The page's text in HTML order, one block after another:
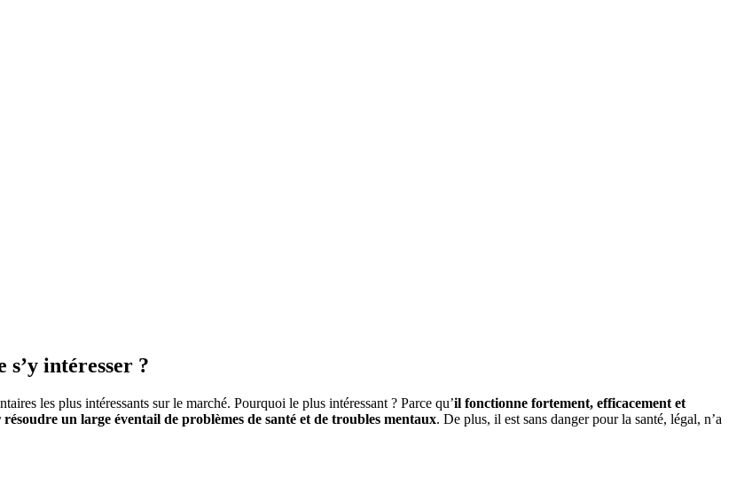
intéresser ?
les plus intéressants sur le marché. Pourquoi le plus intéressant ? Parce qu’il fonctionne fortement, efficacement et
un large éventail de problèmes de santé et de troubles mentaux. De plus, il est sans danger pour la santé, légal, n’a